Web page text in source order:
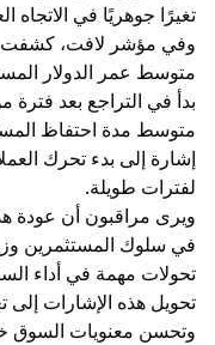
تغيرًا جوهريًا في الاتجاه
بدأ في التراجع بعد فترة
إشارة إلى بدء تحرك
لفترات طويلة.
ويرى مراقبون أن عودة
في سلوك المستثمرين
تحولات مهمة في أداء
تحويل هذه الإشارات
وتحسن معنويات السوق